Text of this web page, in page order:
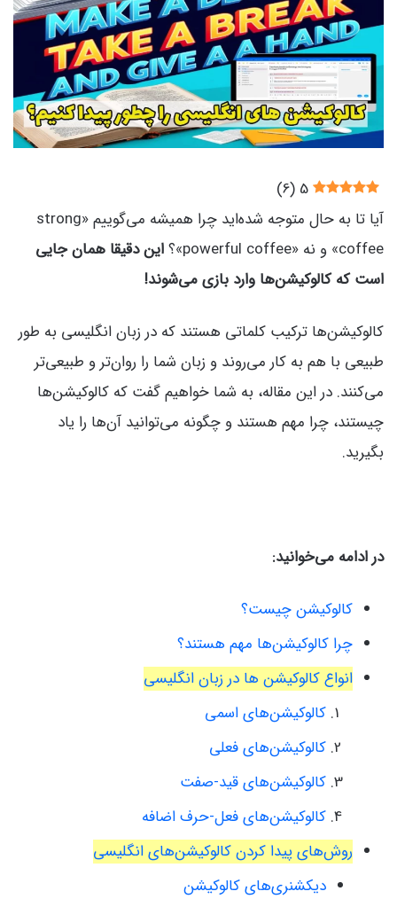
5
(
6
)
آیا تا به حال متوجه شده‌اید چرا همیشه می‌گوییم «strong
coffee» و نه «powerful coffee»؟
این دقیقا همان جایی
است که کالوکیشن‌ها وارد بازی می‌شوند!
کالوکیشن‌ها ترکیب کلماتی هستند که در زبان انگلیسی به طور
طبیعی با هم به کار می‌روند و زبان شما را روان‌تر و طبیعی‌تر
می‌کنند. در این مقاله، به شما خواهیم گفت که کالوکیشن‌ها
چیستند، چرا مهم هستند و چگونه می‌توانید آن‌ها را یاد
بگیرید.
در ادامه می‌خوانید:
کالوکیشن چیست؟
چرا کالوکیشن‌ها مهم هستند؟
انواع کالوکیشن ها در زبان انگلیسی
کالوکیشن‌های اسمی
کالوکیشن‌های فعلی
کالوکیشن‌های قید-صفت
کالوکیشن‌های فعل-حرف اضافه
روش‌های پیدا کردن کالوکیشن‌های انگلیسی
دیکشنری‌های کالوکیشن